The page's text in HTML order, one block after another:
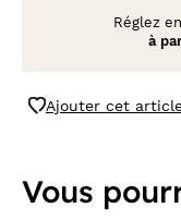
Réglez en
à
Ajouter cet
Vous